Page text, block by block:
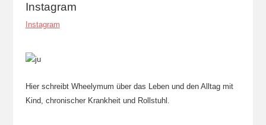
Instagram
Instagram
Hier schreibt Wheelymum über das Leben und den Alltag mit
Kind, chronischer Krankheit und Rollstuhl.